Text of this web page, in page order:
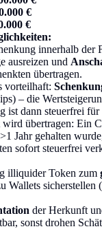
€
€
innerhalb der
ausreizen und
übertragen.
vorteilhaft:
– die
ist dann steuerfrei
wird übertragen: Ein
Jahr gehalten
sofort steuerfrei
illiquider Token zum
Wallets
der Herkunft
sonst drohen